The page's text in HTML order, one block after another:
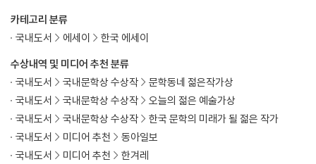
수상내역 및 미디어 추천 분류
국내도서
국내문학상 수상작
문학동네 젊은작가상
국내도서
국내문학상 수상작
오늘의 젊은 예술가상
국내도서
국내문학상 수상작
한국 문학의 미래가 될 젊은 작가
국내도서
미디어 추천
동아일보
국내도서
미디어 추천 한겨레
카테고리 분류
국내도서
에세이 한국 에세이